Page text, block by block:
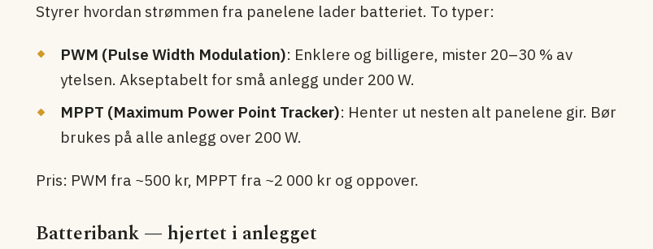
Styrer hvordan strømmen fra panelene lader batteriet. To typer:
PWM (Pulse Width Modulation): Enklere og billigere, mister 20–30 % av
ytelsen. Akseptabelt for små anlegg under 200 W.
MPPT (Maximum Power Point Tracker): Henter ut nesten alt panelene gir. Bør
brukes på alle anlegg over 200 W.
Pris: PWM fra ~500 kr, MPPT fra ~2 000 kr og oppover.
Batteribank — hjertet i anlegget